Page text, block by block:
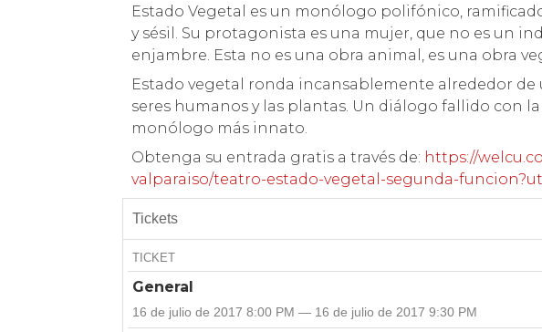
Estado Vegetal es un monólogo polifónico,
y sésil. Su protagonista es una mujer, que no es un
enjambre. Esta no es una obra animal, es una obra
Estado vegetal ronda incansablemente alrededor
seres humanos y las plantas. Un diálogo fallido con
monólogo más innato.
Obtenga su entrada gratis a través de: https://
valparaiso/teatro-estado-vegetal-segunda-
Tickets
TICKET
General
16 de julio de 2017 8:00 PM — 16 de julio de 2017 9:30 PM